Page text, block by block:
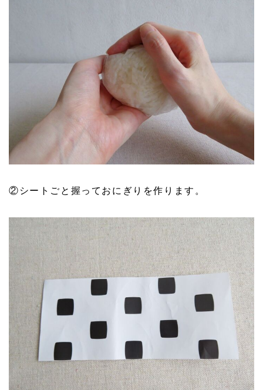
②シートごと握っておにぎりを作ります。